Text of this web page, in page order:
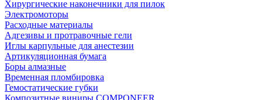
Хирургические наконечники для пилок
Электромоторы
Расходные материалы
Адгезивы и протравочные гели
Иглы карпульные для анестезии
Артикуляционная бумага
Боры алмазные
Временная пломбировка
Гемостатические губки
Композитные виниры COMPONEER